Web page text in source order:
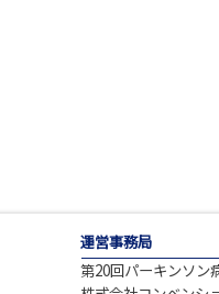
運営事務局
第20回パーキンソン